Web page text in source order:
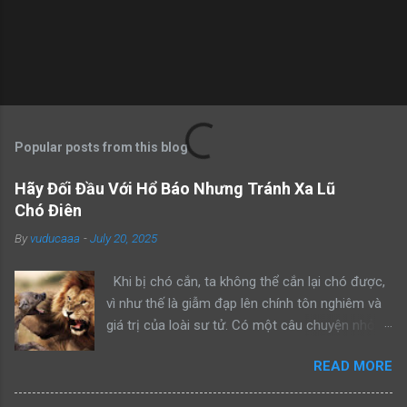
Popular posts from this blog
Hãy Đối Đầu Với Hổ Báo Nhưng Tránh Xa Lũ
Chó Điên
Byvuducaaa -July 20, 2025
Khi bị chó cắn, ta không thể cắn lại chó được,
vì như thế là giẫm đạp lên chính tôn nghiêm và
giá trị của loài sư tử. Có một câu chuyện nhỏ
nom lãnh địa, cả hai gặp một con sư tử đực
khác đang lang thang một mình. Sư tử bố bèn
READ MORE